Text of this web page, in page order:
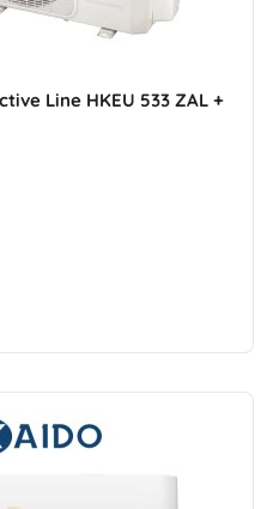
Line HKEU 533 ZAL +